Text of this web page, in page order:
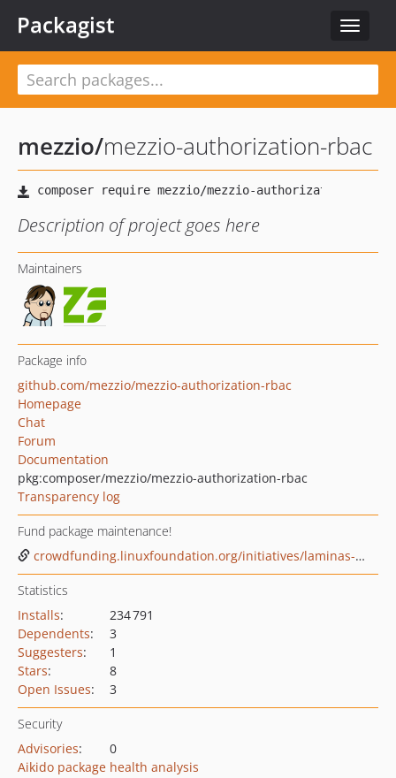
Toggle
Packagist
mezzio/mezzio-authorization-rbac
Description of project goes here
Maintainers
Package info
github.com/mezzio/mezzio-authorization-rbac
Homepage
Chat
Forum
Documentation
pkg:composer/mezzio/mezzio-authorization-rbac
Transparency log
Fund package maintenance!
crowdfunding.linuxfoundation.org/initiatives/laminas-project
Statistics
Installs:
234 791
Dependents:
3
Suggesters:
1
Stars:
8
Open Issues: 3
Security
Advisories:
0
Aikido package health analysis